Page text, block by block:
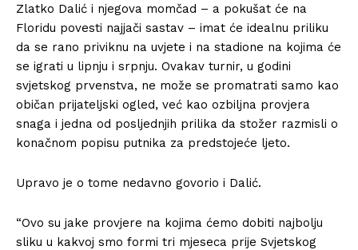
Zlatko Dalić i njegova momčad – a pokušat će na
Floridu povesti najjači sastav – imat će idealnu priliku
da se rano priviknu na uvjete i na stadione na kojima će
se igrati u lipnju i srpnju. Ovakav turnir, u godini
svjetskog prvenstva, ne može se promatrati samo kao
običan prijateljski ogled, već kao ozbiljna provjera
snaga i jedna od posljednjih prilika da stožer razmisli o
konačnom popisu putnika za predstojeće ljeto.
Upravo je o tome nedavno govorio i Dalić.
“Ovo su jake provjere na kojima ćemo dobiti najbolju
sliku u kakvoj smo formi tri mjeseca prije Svjetskog